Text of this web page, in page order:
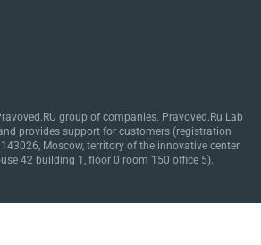
group of companies. Pravoved.Ru Lab
provides support for customers (registration
Moscow, territory of the innovative center
42 building 1, floor 0 room 150 office 5).